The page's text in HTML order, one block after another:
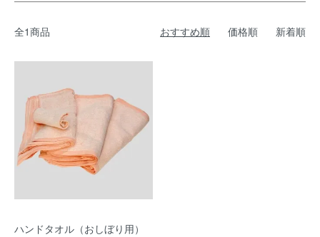
全1商品 おすすめ順 価格順 新着順
ハンドタオル（おしぼり用）